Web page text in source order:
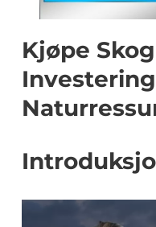
Kjøpe